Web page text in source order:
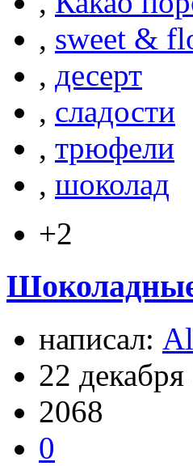
, sweet &
, десерт
, сладости
, трюфели
, шоколад
+2
написал:
22
2068
0